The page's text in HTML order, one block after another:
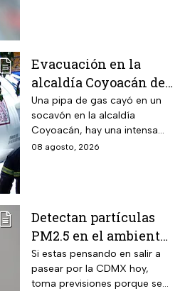
Evacuación en la
alcaldía Coyoacán de
CDMX tras caída de
una pipa en un
socavón
Una pipa de gas cayó en un
socavón en la alcaldía
Coyoacán, hay una intensa
movilización de servicios de
08 agosto, 2026
Detectan partículas
PM2.5 en el ambiente;
así esta la calidad del
aire hoy en la CDMX
Si estas pensando en salir a
pasear por la CDMX hoy,
toma previsiones porque se